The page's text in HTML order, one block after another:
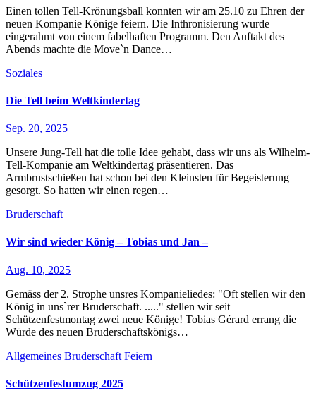
Einen tollen Tell-Krönungsball konnten wir am 25.10 zu Ehren der
neuen Kompanie Könige feiern. Die Inthronisierung wurde
eingerahmt von einem fabelhaften Programm. Den Auftakt des
Abends machte die Move`n Dance…
Soziales
Die Tell beim Weltkindertag
Sep. 20, 2025
Unsere Jung-Tell hat die tolle Idee gehabt, dass wir uns als Wilhelm-
Tell-Kompanie am Weltkindertag präsentieren. Das
Armbrustschießen hat schon bei den Kleinsten für Begeisterung
gesorgt. So hatten wir einen regen…
Bruderschaft
Wir sind wieder König – Tobias und Jan –
Aug. 10, 2025
Gemäss der 2. Strophe unsres Kompanieliedes: "Oft stellen wir den
König in uns`rer Bruderschaft. ....." stellen wir seit
Schützenfestmontag zwei neue Könige! Tobias Gérard errang die
Würde des neuen Bruderschaftskönigs…
Allgemeines Bruderschaft Feiern
Schützenfestumzug 2025